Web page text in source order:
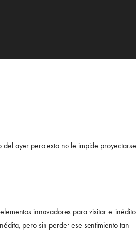
del ayer pero esto no le impide proyectarse
innovadores para visitar el inédito
pero sin perder ese sentimiento tan